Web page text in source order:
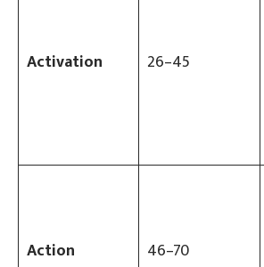
Activation 26–45
Action 46–70